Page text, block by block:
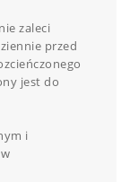
zaleci
przed
jest do
i